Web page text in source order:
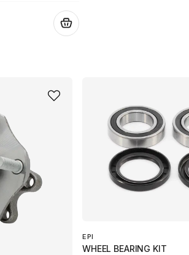
EPI
WHEEL BEARING KIT